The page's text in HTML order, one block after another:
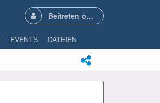
Beitreten oder Anmelden
EVENTS DATEIEN